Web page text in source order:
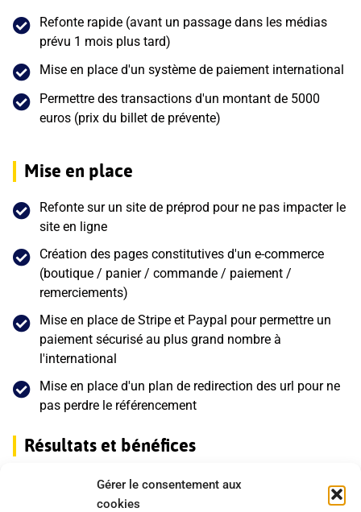
Gérer le consentement aux
cookies
Refonte rapide (avant un passage dans les médias
prévu 1 mois plus tard)
Mise en place d'un système de paiement international
Permettre des transactions d'un montant de 5000
euros (prix du billet de prévente)
Mise en place
Refonte sur un site de préprod pour ne pas impacter le
site en ligne
Création des pages constitutives d'un e-commerce
(boutique / panier / commande / paiement /
remerciements)
Mise en place de Stripe et Paypal pour permettre un
paiement sécurisé au plus grand nombre à
l'international
Mise en place d'un plan de redirection des url pour ne
pas perdre le référencement
Résultats et bénéfices
Un site "portfolio" mettant en valeur le travail de
l'artiste et son univers.